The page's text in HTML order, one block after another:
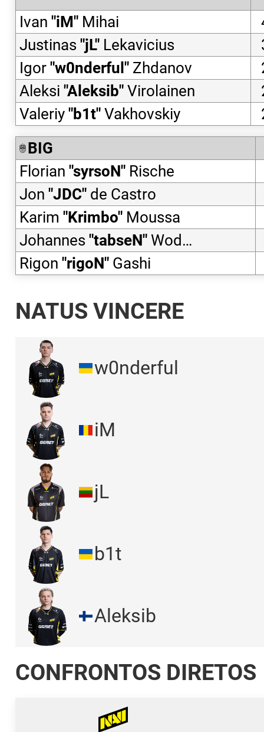
Ivan "iM" Mihai
Justinas "jL" Lekavicius
Igor "w0nderful " Zhdanov
Aleksi "Aleksib" Virolainen
Valeriy "b1t" Vakhovskiy
BIG
Florian "syrsoN" Rische
Jon "JDC" de Castro
Karim "Krimbo" Moussa
Johannes "tabseN" Wodarz
Rigon "rigoN" Gashi
NATUS VINCERE
w0nderful
iM
jL
b1t
Aleksib
CONFRONTOS DIRETOS